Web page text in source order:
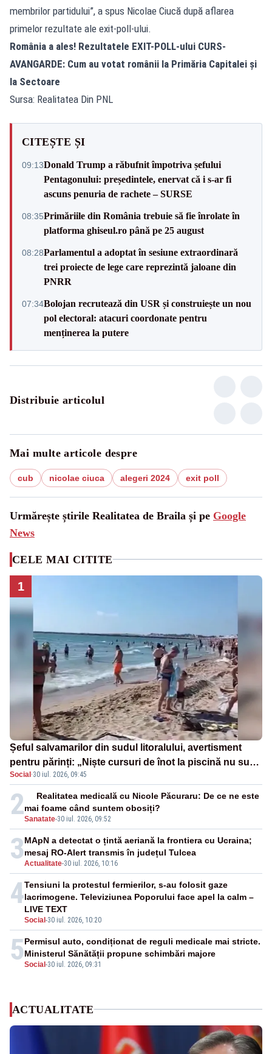
membrilor partidului”, a spus Nicolae Ciucă după aflarea
primelor rezultate ale exit-poll-ului.
România a ales! Rezultatele EXIT-POLL-ului CURS-
AVANGARDE: Cum au votat românii la Primăria Capitalei și
la Sectoare
Sursa: Realitatea Din PNL
CITEȘTE ȘI
09:13Donald Trump a răbufnit împotriva șefului
Pentagonului: președintele, enervat că i s-ar fi
ascuns penuria de rachete – SURSE
08:35Primăriile din România trebuie să fie înrolate în
platforma ghiseul.ro până pe 25 august
08:28Parlamentul a adoptat în sesiune extraordinară
trei proiecte de lege care reprezintă jaloane din
PNRR
07:34Bolojan recrutează din USR și construiește un nou
pol electoral: atacuri coordonate pentru
menținerea la putere
Distribuie articolul
Mai multe articole despre
cub nicolae ciuca alegeri 2024 exit poll
Urmărește știrile Realitatea de Braila și pe Google
News
CELE MAI CITITE
1
Șeful salvamarilor din sudul litoralului, avertisment
pentru părinți: „Niște cursuri de înot la piscină nu sunt
suficiente”
Social·30 iul. 2026, 09:45
2Sanatate-30 iul. 2026, 09:52
Realitatea medicală cu Nicole Păcuraru: De ce ne este
mai foame când suntem obosiți?
3Actualitate-30 iul. 2026, 10:16
MApN a detectat o țintă aeriană la frontiera cu Ucraina;
mesaj RO-Alert transmis în județul Tulcea
4
Social-30 iul. 2026, 10:20
Tensiuni la protestul fermierilor, s-au folosit gaze
lacrimogene. Televiziunea Poporului face apel la calm –
LIVE TEXT
5Social-30 iul. 2026, 09:31
Permisul auto, condiționat de reguli medicale mai stricte.
Ministerul Sănătății propune schimbări majore
ACTUALITATE